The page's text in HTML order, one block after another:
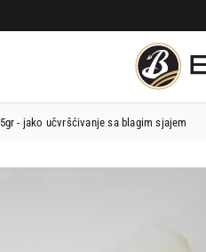
- jako učvršćivanje sa blagim sjajem